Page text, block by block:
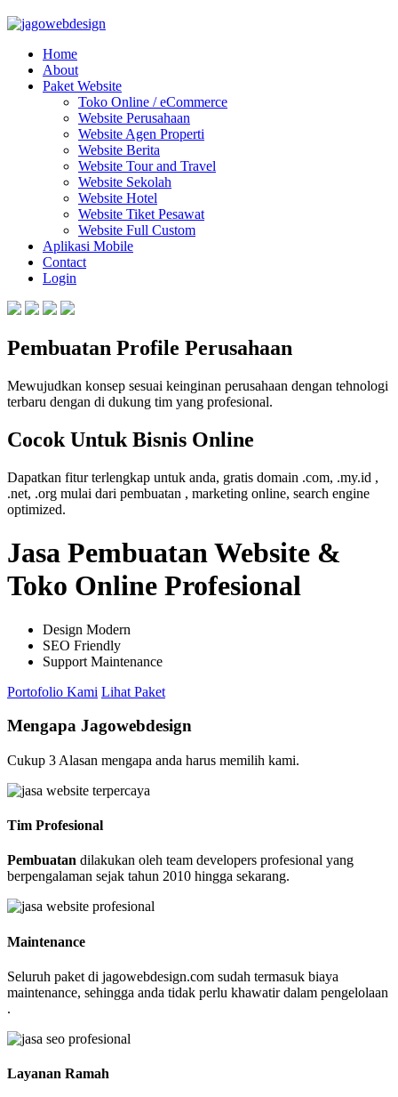
Home
About
Paket Website
Toko Online / eCommerce
Website Perusahaan
Website Agen Properti
Website Berita
Website Tour and Travel
Website Sekolah
Website Hotel
Website Tiket Pesawat
Website Full Custom
Aplikasi Mobile
Contact
Login
Pembuatan Profile Perusahaan
Mewujudkan konsep sesuai keinginan perusahaan dengan tehnologi
terbaru dengan di dukung tim yang profesional.
Cocok Untuk Bisnis Online
Dapatkan fitur terlengkap untuk anda, gratis domain .com, .my.id ,
.net, .org mulai dari pembuatan , marketing online, search engine
optimized.
Jasa Pembuatan Website &
Toko Online Profesional
Design Modern
SEO Friendly
Support Maintenance
Portofolio Kami Lihat Paket
Mengapa Jagowebdesign
Cukup 3 Alasan mengapa anda harus memilih kami.
Tim Profesional
Pembuatan dilakukan oleh team developers profesional yang
berpengalaman sejak tahun 2010 hingga sekarang.
Maintenance
Seluruh paket di jagowebdesign.com sudah termasuk biaya
maintenance, sehingga anda tidak perlu khawatir dalam pengelolaan
.
Layanan Ramah